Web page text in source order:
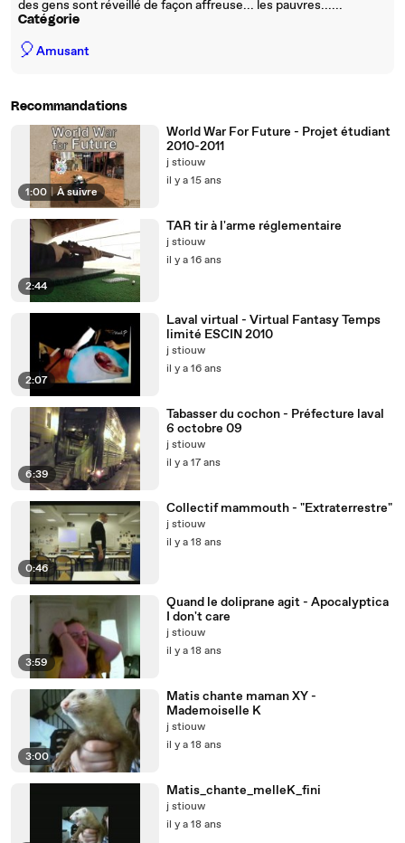
des gens sont réveillé de façon affreuse... les pauvres......
Catégorie
🎈Amusant
Recommandations
1:00 | À suivre
World War For Future - Projet étudiant
2010-2011
j stiouw
il y a 15 ans
2:44
TAR tir à l'arme réglementaire
j stiouw
il y a 16 ans
2:07
Laval virtual - Virtual Fantasy Temps
limité ESCIN 2010
j stiouw
il y a 16 ans
6:39
Tabasser du cochon - Préfecture laval
6 octobre 09
j stiouw
il y a 17 ans
0:46
Collectif mammouth - "Extraterrestre"
j stiouw
il y a 18 ans
3:59
Quand le doliprane agit - Apocalyptica
I don't care
j stiouw
il y a 18 ans
3:00
Matis chante maman XY -
Mademoiselle K
j stiouw
il y a 18 ans
Matis_chante_melleK_fini
j stiouw
il y a 18 ans